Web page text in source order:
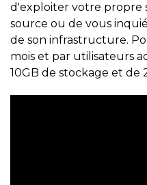
d'exploiter votre propre
source ou de vous
de son infrastructure.
mois et par utilisateurs
10GB de stockage et de